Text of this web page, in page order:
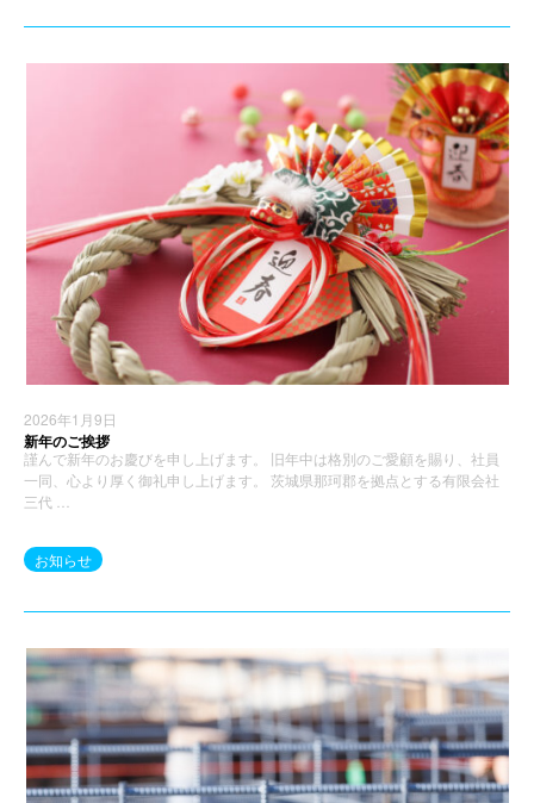
2026年1月9日
新年のご挨拶
謹んで新年のお慶びを申し上げます。 旧年中は格別のご愛顧を賜り、社員
一同、心より厚く御礼申し上げます。 茨城県那珂郡を拠点とする有限会社
三代 …
お知らせ